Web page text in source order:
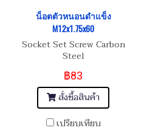
น็อตตัวหนอนดำแข็ง
M12x1.75x60
Socket Set Screw Carbon
Steel
฿83
สั่งซื้อสินค้า
เปรียบเทียบ